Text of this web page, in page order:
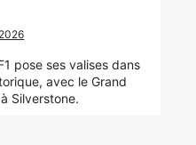
pose ses valises dans
avec le Grand
Silverstone.